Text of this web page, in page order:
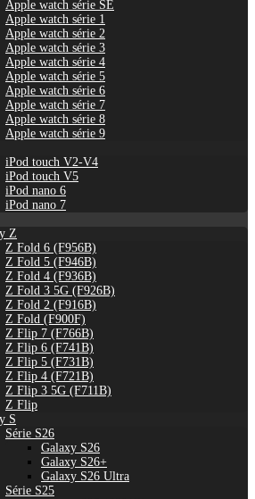
Apple watch série SE
Apple watch série 1
Apple watch série 2
Apple watch série 3
Apple watch série 4
Apple watch série 5
Apple watch série 6
Apple watch série 7
Apple watch série 8
Apple watch série 9
iPod touch V2-V4
iPod touch V5
iPod nano 6
iPod nano 7
Z
Z Fold 6 (F956B)
Z Fold 5 (F946B)
Z Fold 4 (F936B)
Z Fold 3 5G (F926B)
Z Fold 2 (F916B)
Z Fold (F900F)
Z Flip 7 (F766B)
Z Flip 6 (F741B)
Z Flip 5 (F731B)
Z Flip 4 (F721B)
Z Flip 3 5G (F711B)
Z Flip
S
Série S26
Galaxy S26
Galaxy S26+
Galaxy S26 Ultra
Série S25